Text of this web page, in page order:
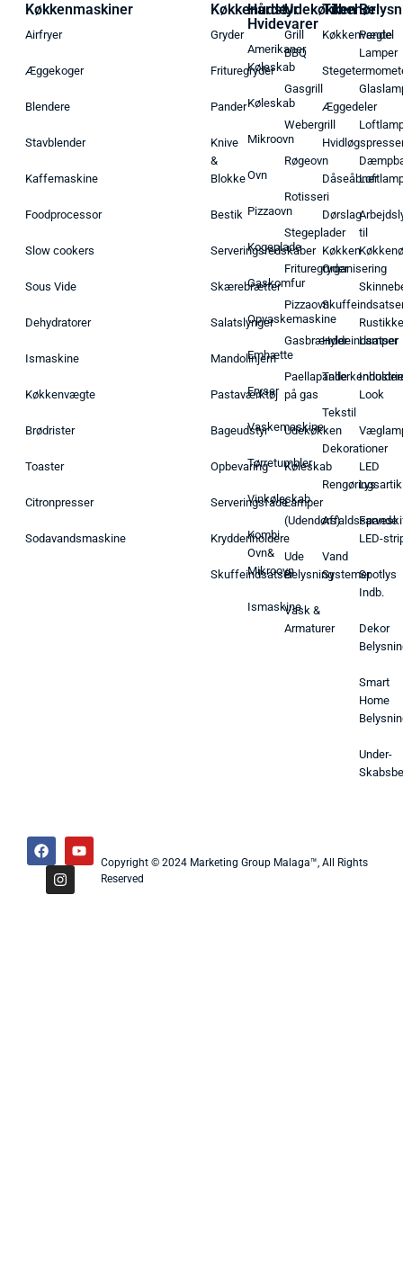
Køkkenmaskiner
Airfryer
Æggekoger
Blendere
Stavblender
Kaffemaskine
Foodprocessor
Slow cookers
Sous Vide
Dehydratorer
Ismaskine
Køkkenvægte
Brødrister
Toaster
Citronpresser
Sodavandsmaskine
Køkkenudstyr
Gryder
Frituregryder
Pander
Knive
&
Blokke
Bestik
Serveringsredskaber
Skærebrætter
Salatslynger
Mandolinjern
Pastaværktøj
Bageudstyr
Opbevaring
Serveringsfade
Krydderiholdere
Skuffeindsatser
Hårde
Hvidevarer
Amerikaner
Køleskab
Køleskab
Mikroovn
Ovn
Pizzaovn
Kogeplade
Gaskomfur
Opvaskemaskine
Emhætte
Fryser
Vaskemaskine
Tørretumbler
Vinkøleskab
Kombi
Ovn&
Mikroovn
Ismaskine
Udekøkken
Grill
BBQ
Gasgrill
Webergrill
Røgeovn
Rotisseri
Stegeplader
Frituregryder
Pizzaovn
Gasbrænder
Paellapande
på gas
Udekøkken
Køleskab
Lamper
(Udendørs)
Ude
Belysning
Vask &
Armaturer
Tilbehør
Køkkenvægte
Æggedeler
Dåseåbner
Dørslag
Køkken
Organisering
Hyldeindsatser
Tekstil
Dekorationer
Affaldsspande
Vand
Systemer
Pendel
Lamper
til
Rustikke
Lamper
Look
LED
Lys
LED-
Spotlys
Indb.
Dekor
Smart
Home
Under-
Copyright © 2024 Marketing Group Malaga™, All Rights
Reserved